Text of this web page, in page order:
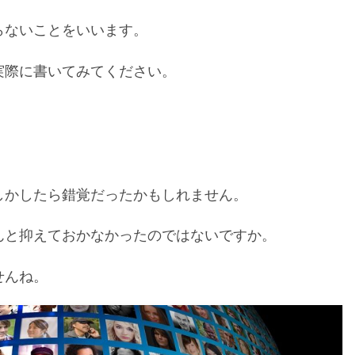
いことをいいます。
に書いてみてください。
したら錯覚だったかもしれません。
抑えておかなかったのではないですか。
ね。